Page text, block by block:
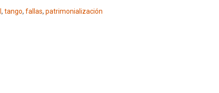
, tango, fallas, patrimonialización